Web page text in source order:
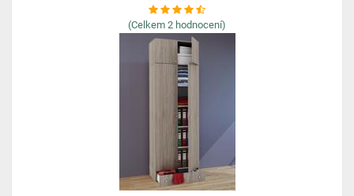
(Celkem 2 hodnocení)